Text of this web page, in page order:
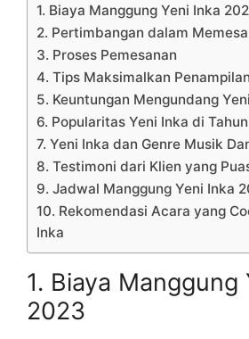
1. Biaya Manggung Yeni Inka
2. Pertimbangan dalam
3. Proses Pemesanan
4. Tips Maksimalkan
5. Keuntungan Mengundang
6. Popularitas Yeni Inka di
7. Yeni Inka dan Genre Musik
8. Testimoni dari Klien yang
9. Jadwal Manggung Yeni Inka
10. Rekomendasi Acara yang
Inka
1. Biaya Manggung
2023